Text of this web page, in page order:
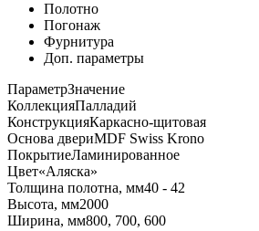
Полотно
Погонаж
Фурнитура
Доп. параметры
ПараметрЗначение
КоллекцияПалладий
КонструкцияКаркасно-щитовая
Основа двериMDF Swiss Krono
ПокрытиеЛаминированное
Цвет«Аляска»
Толщина полотна, мм40 - 42
Высота, мм2000
Ширина, мм800, 700, 600